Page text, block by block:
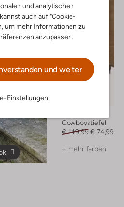
und analytischen
auch auf "Cookie-
um mehr Informationen zu
anzupassen.
und weiter
Einstellungen
Cowboystiefel
€ 149,99 € 74,99
+ mehr farben